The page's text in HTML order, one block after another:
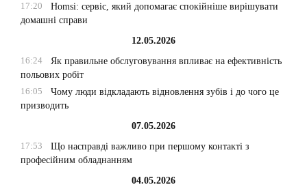
17:20
Homsi: сервіс, який допомагає спокійніше вирішувати
домашні справи
12.05.2026
16:24
Як правильне обслуговування впливає на ефективність
польових робіт
16:05
Чому люди відкладають відновлення зубів і до чого це
призводить
07.05.2026
17:53
Що насправді важливо при першому контакті з
професійним обладнанням
04.05.2026